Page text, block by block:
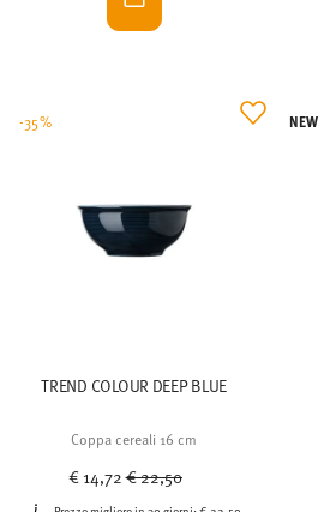
TREND COLOUR DEEP BLUE
Coppa cereali 16 cm
€ 14,72Price reduced from
€ 22,50
-35% NEW